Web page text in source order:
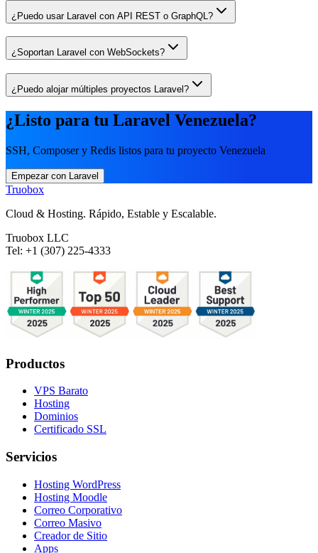
¿Puedo usar Laravel con API REST o GraphQL?
¿Soportan Laravel con WebSockets?
¿Puedo alojar múltiples proyectos Laravel?
¿Listo para tu Laravel Venezuela?
SSH, Composer y Redis listos para tu proyecto Venezuela
Empezar con Laravel
Truobox
Cloud & Hosting. Rápido, Estable y Escalable.
Truobox LLC
Tel: +1 (307) 225-4333
Productos
VPS Barato
Hosting
Dominios
Certificado SSL
Servicios
Hosting WordPress
Hosting Moodle
Correo Corporativo
Correo Masivo
Creador de Sitio
Apps